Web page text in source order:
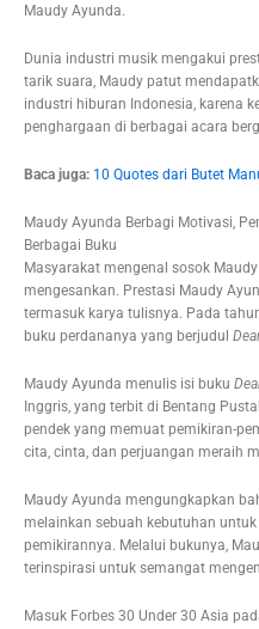
Maudy Ayunda.
Dunia industri musik mengakui
tarik suara, Maudy patut
industri hiburan Indonesia, karena
penghargaan di berbagai acara
Baca juga: 10 Quotes dari Butet
Maudy Ayunda Berbagi Motivasi,
Berbagai Buku
Masyarakat mengenal sosok
mengesankan. Prestasi Maudy
termasuk karya tulisnya. Pada
buku perdananya yang berjudul
Maudy Ayunda menulis isi buku
Inggris, yang terbit di Bentang
pendek yang memuat pemikiran-
cita, cinta, dan perjuangan meraih
Maudy Ayunda mengungkapkan
melainkan sebuah kebutuhan
pemikirannya. Melalui bukunya,
terinspirasi untuk semangat
Masuk Forbes 30 Under 30 Asia